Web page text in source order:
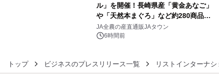
ル」を開催！長崎県産「黄金あなご」
や「天然本まぐろ」など約280商品を
販売！～毎月１０日の定例企画～
JA全農の産直通販JAタウン
6時間前
トップ ビジネスのプレスリリース一覧 リストインターナ